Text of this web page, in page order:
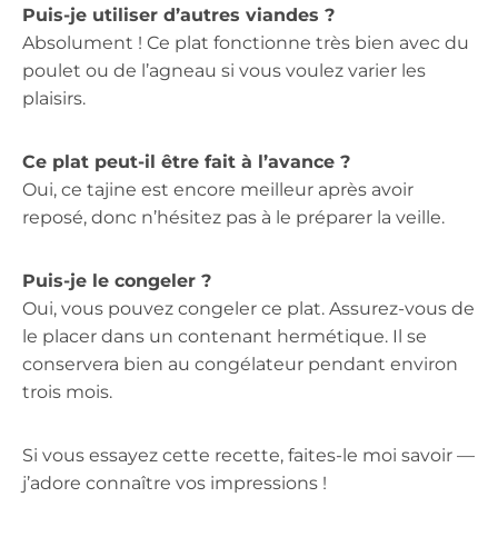
Puis-je utiliser d’autres viandes ?
Absolument ! Ce plat fonctionne très bien avec du
poulet ou de l’agneau si vous voulez varier les
plaisirs.
Ce plat peut-il être fait à l’avance ?
Oui, ce tajine est encore meilleur après avoir
reposé, donc n’hésitez pas à le préparer la veille.
Puis-je le congeler ?
Oui, vous pouvez congeler ce plat. Assurez-vous de
le placer dans un contenant hermétique. Il se
conservera bien au congélateur pendant environ
trois mois.
Si vous essayez cette recette, faites-le moi savoir —
j’adore connaître vos impressions !